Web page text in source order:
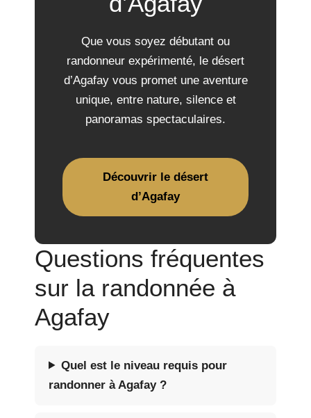
Que vous soyez débutant ou
randonneur expérimenté, le désert
d’Agafay vous promet une aventure
unique, entre nature, silence et
panoramas spectaculaires.
Découvrir le désert
d’Agafay
Questions fréquentes
sur la randonnée à
Agafay
Quel est le niveau requis pour
randonner à Agafay ?